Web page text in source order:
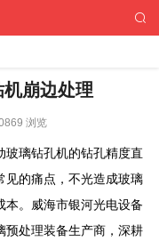
崩边处理
浏览
玻璃钻孔机的钻孔精度直
见的痛点，不光造成玻璃
本。威海市银河光电设备
预处理装备生产商，深耕